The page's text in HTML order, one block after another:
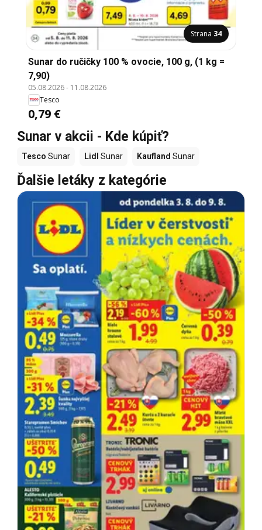
Strana 34
Sunar do ručičky 100 % ovocie, 100 g, (1 kg =
7,90)
05.08.2026- 11.08.2026
Tesco
0,79 €
Sunar v akcii - Kde kúpiť?
Tesco Sunar Lidl Sunar Kaufland Sunar
Ďalšie letáky z kategórie